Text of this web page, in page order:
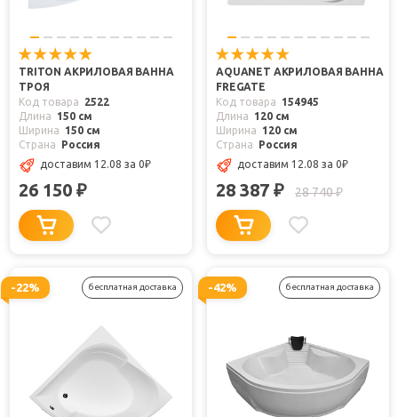
TRITON АКРИЛОВАЯ ВАННА
ТРОЯ
Код товара
2522
Длина
150 см
Ширина
150 см
Страна
Россия
доставим 12.08 за 0₽
26 150 ₽
AQUANET АКРИЛОВАЯ ВАННА
FREGATE
Код товара
154945
Длина
120 см
Ширина
120 см
Страна
Россия
доставим 12.08 за 0₽
28 387 ₽ 28 740₽
-22% бесплатная доставка -42% бесплатная доставка